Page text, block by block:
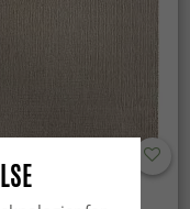
til